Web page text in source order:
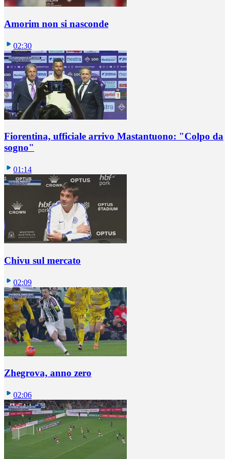
Amorim non si nasconde
02:30
Fiorentina, ufficiale arrivo Mastantuono: "Colpo da
sogno"
01:14
Chivu sul mercato
02:09
Zhegrova, anno zero
02:06